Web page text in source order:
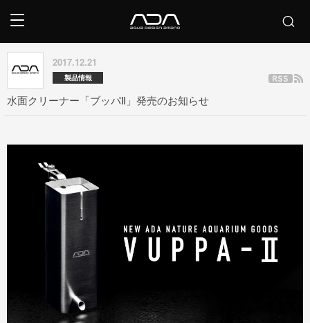
2017.12.21
製品情報
水面クリーナー「ブッパⅡ」発売のお知らせ